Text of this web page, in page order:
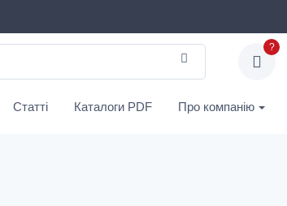
?
Статті Каталоги PDF Про компанію